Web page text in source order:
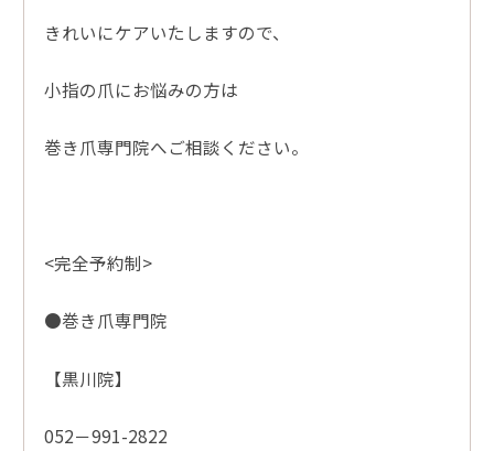
きれいにケアいたしますので、
小指の爪にお悩みの方は
巻き爪専門院へご相談ください。
<完全予約制>
●巻き爪専門院
【黒川院】
052－991-2822